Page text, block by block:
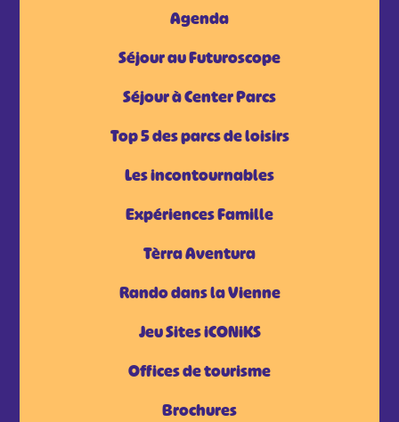
Agenda
Séjour au Futuroscope
Séjour à Center Parcs
Top 5 des parcs de loisirs
Les incontournables
Expériences Famille
Tèrra Aventura
Rando dans la Vienne
Jeu Sites iCONiKS
Offices de tourisme
Brochures